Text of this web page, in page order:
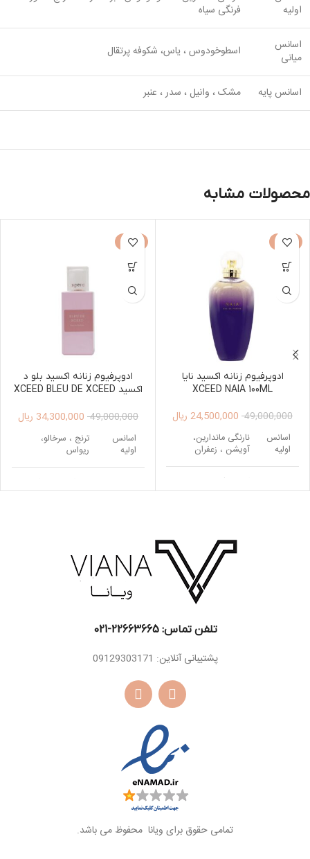
اولیه فرنگی سیاه
اسانس
میانی اسطوخودوس ، یاس، شکوفه پرتقال
اسانس پایه مشک ، وانیل ، سدر ، عنبر
محصولات مشابه
-50%
ادوپرفیوم زنانه اکسید نایا
XCEED NAIA 100ML
49,000,000
24,500,000 ریال
اسانس
اولیه
نارنگی ماندارین،
آویشن ، زعفران
میانی
گل سوسن
برزیلی ، وانیل ، خزه
درخت بلوط
-30%
ادوپرفیوم زنانه اکسید بلو د
اکسید XCEED BLEU DE XCEED
49,000,000
34,300,000 ریال
اسانس
اولیه
ترنج ، سرخالو،
ریواس
میانی
صدتومانی
تلفن تماس: 22663665-021​
پشتیبانی آنلاین: 09129303171
تمامی حقوق برای ویانا محفوظ می باشد.